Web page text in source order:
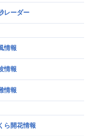
レーダー
情報
情報
情報
ら開花情報